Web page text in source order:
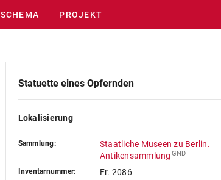
SCHEMA PROJEKT
Statuette eines Opfernden
Lokalisierung
Sammlung:
Staatliche Museen zu Berlin.
Antikensammlung GND
Inventarnummer: Fr. 2086